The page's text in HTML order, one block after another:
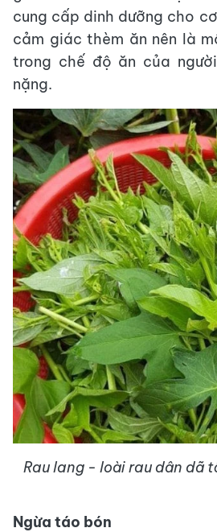
cung cấp dinh dưỡng cho
cảm giác thèm ăn nên là
trong chế độ ăn của
nặng.
Rau lang - loài rau dân dã
Ngừa táo bón